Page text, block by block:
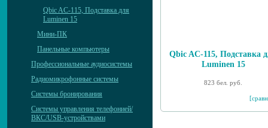
Qbic AC-115, Подставка для
Luminen 15
Мини-ПК
Панельные компьютеры
Профессиональные аудиосистемы
Радиомикрофонные системы
Системы бронирования
Системы управления телефонией/
ВКС/USB-устройствами
Qbic AC-115, Подставка
Luminen 15
823 бел. руб.